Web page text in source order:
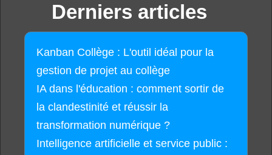
Derniers articles
Kanban Collège : L'outil idéal pour la
gestion de projet au collège
IA dans l'éducation : comment sortir de
la clandestinité et réussir la
transformation numérique ?
Intelligence artificielle et service public :